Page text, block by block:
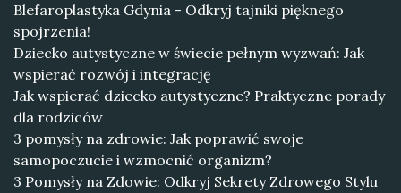
Blefaroplastyka Gdynia - Odkryj tajniki pięknego
spojrzenia!
Dziecko autystyczne w świecie pełnym wyzwań: Jak
wspierać rozwój i integrację
Jak wspierać dziecko autystyczne? Praktyczne porady
dla rodziców
3 pomysły na zdrowie: Jak poprawić swoje
samopoczucie i wzmocnić organizm?
3 Pomysły na Zdowie: Odkryj Sekrety Zdrowego Stylu